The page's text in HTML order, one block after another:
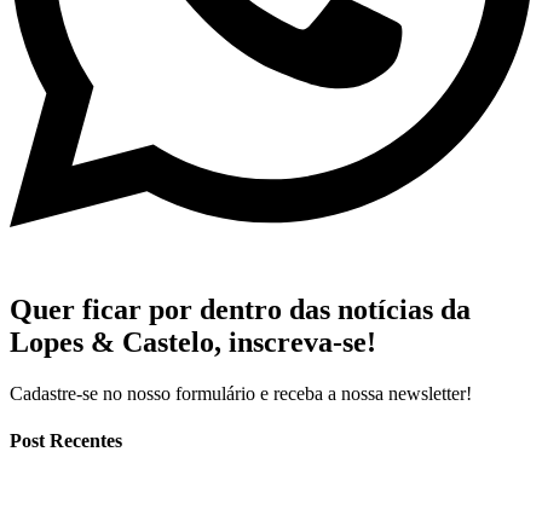
Quer ficar por dentro das notícias da
Lopes & Castelo, inscreva-se!
Cadastre-se no nosso formulário e receba a nossa newsletter!
Post Recentes